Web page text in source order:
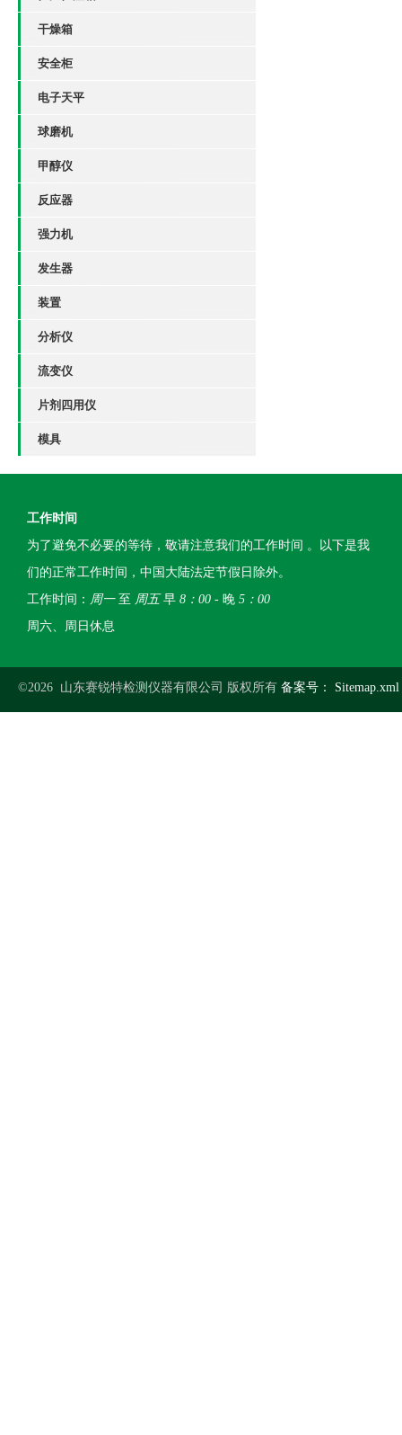
干燥箱
安全柜
电子天平
球磨机
甲醇仪
反应器
强力机
发生器
装置
分析仪
流变仪
片剂四用仪
模具
工作时间
为了避免不必要的等待，敬请注意我们的工作时间 。以下是我
们的正常工作时间，中国大陆法定节假日除外。
工作时间： 周一至 周五早 8：00 - 晚 5：00
周六、周日休息
©2026 山东赛锐特检测仪器有限公司 版权所有 备案号： Sitemap.xml